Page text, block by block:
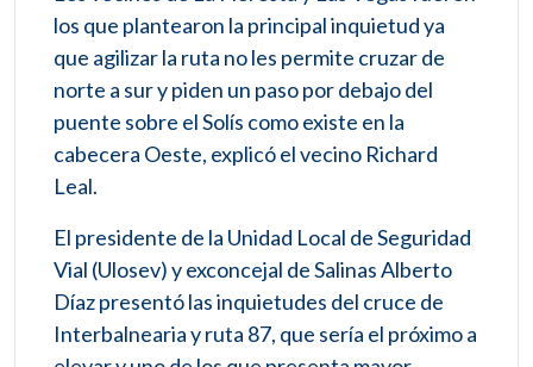
los que plantearon la principal inquietud ya
que agilizar la ruta no les permite cruzar de
norte a sur y piden un paso por debajo del
puente sobre el Solís como existe en la
cabecera Oeste, explicó el vecino Richard
Leal.
El presidente de la Unidad Local de Seguridad
Vial (Ulosev) y exconcejal de Salinas Alberto
Díaz presentó las inquietudes del cruce de
Interbalnearia y ruta 87, que sería el próximo a